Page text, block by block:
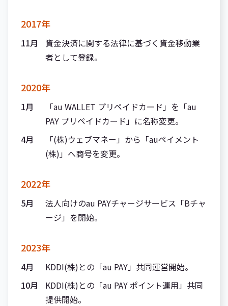
2017年
11月
資金決済に関する法律に基づく資金移動業
者として登録。
2020年
1月
「au WALLET プリペイドカード」を「au
PAY プリペイドカード」に名称変更。
4月
「(株)ウェブマネー」から「auペイメント
(株)」へ商号を変更。
2022年
5月
法人向けのau PAYチャージサービス「Bチャ
ージ」を開始。
2023年
4月
KDDI(株)との「au PAY」共同運営開始。
10月
KDDI(株)との「au PAY ポイント運用」共同
提供開始。